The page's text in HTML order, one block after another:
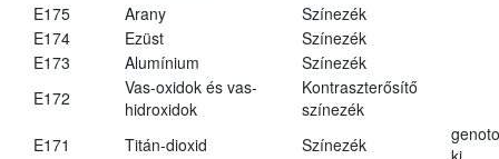
E175
Arany
Színezék
E174
Ezüst
Színezék
E173
Alumínium
Színezék
E172
Vas-oxidok és vas-
hidroxidok
Kontraszterősítő
színezék
E171
Titán-dioxid Színezék